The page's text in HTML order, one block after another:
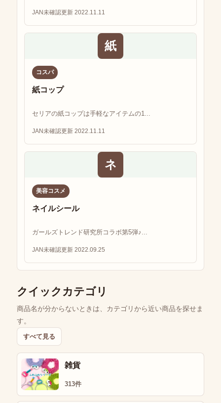
JAN未確認更新 2022.11.11
紙
コスパ
紙コップ
セリアの紙コップは手軽なアイテムの1...
JAN未確認更新 2022.11.11
ネ
美容コスメ
ネイルシール
ガールズトレンド研究所コラボ第5弾♪...
JAN未確認更新 2022.09.25
クイックカテゴリ
商品名が分からないときは、カテゴリから近い商品を探せま
す。
すべて見る
雑貨
313件